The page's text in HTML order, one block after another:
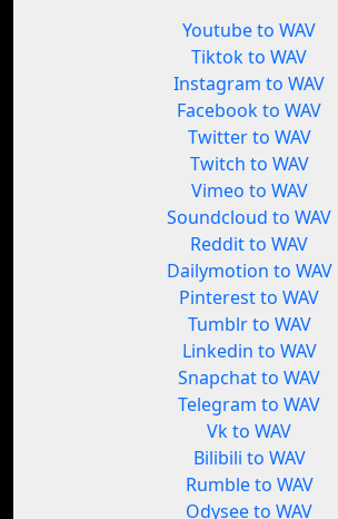
Youtube to WAV
Tiktok to WAV
Instagram to WAV
Facebook to WAV
Twitter to WAV
Twitch to WAV
Vimeo to WAV
Soundcloud to WAV
Reddit to WAV
Dailymotion to WAV
Pinterest to WAV
Tumblr to WAV
Linkedin to WAV
Snapchat to WAV
Telegram to WAV
Vk to WAV
Bilibili to WAV
Rumble to WAV
Odysee to WAV